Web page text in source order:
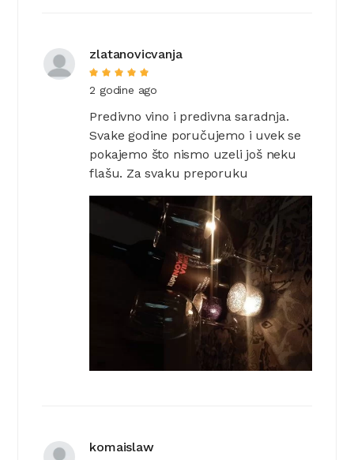
zlatanovicvanja
2 godine ago
Predivno vino i predivna saradnja.
Svake godine poručujemo i uvek se
pokajemo što nismo uzeli još neku
flašu. Za svaku preporuku
komaislaw